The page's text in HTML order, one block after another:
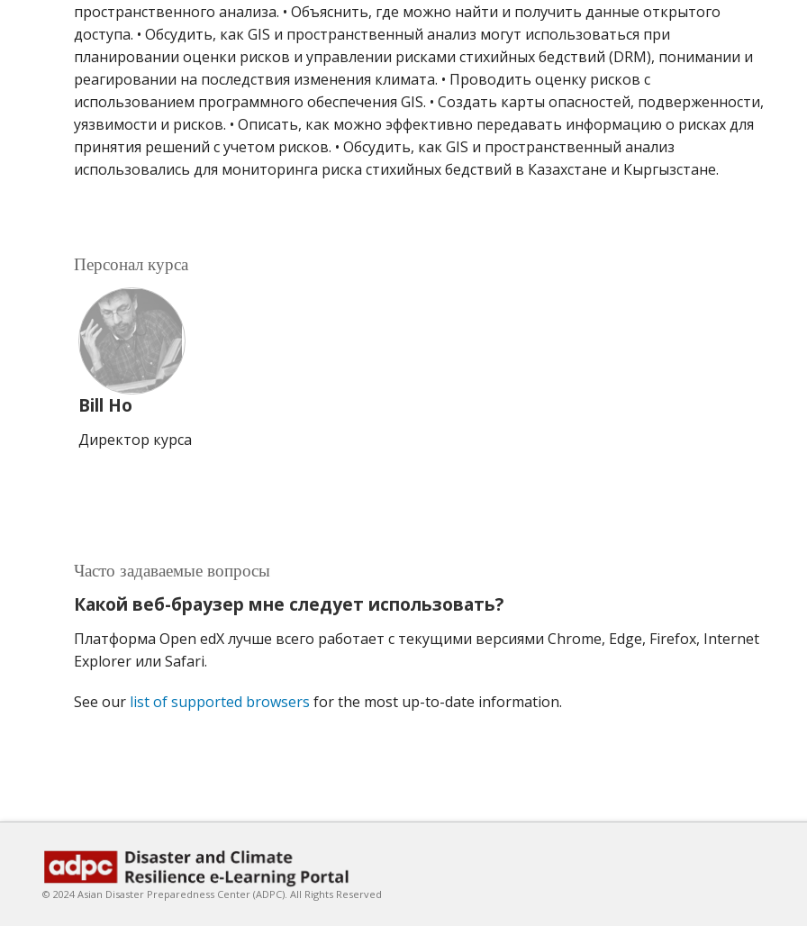
пространственного анализа. • Объяснить, где можно найти и получить данные открытого
доступа. • Обсудить, как GIS и пространственный анализ могут использоваться при
планировании оценки рисков и управлении рисками стихийных бедствий (DRM), понимании и
реагировании на последствия изменения климата. • Проводить оценку рисков с
использованием программного обеспечения GIS. • Создать карты опасностей, подверженности,
уязвимости и рисков. • Описать, как можно эффективно передавать информацию о рисках для
принятия решений с учетом рисков. • Обсудить, как GIS и пространственный анализ
использовались для мониторинга риска стихийных бедствий в Казахстане и Кыргызстане.
Персонал курса
Bill Ho
Директор курса
Часто задаваемые вопросы
Какой веб-браузер мне следует использовать?
Платформа Open edX лучше всего работает с текущими версиями Chrome, Edge, Firefox, Internet
Explorer или Safari.
See our list of supported browsers for the most up-to-date information.
© 2024 Asian Disaster Preparedness Center (ADPC). All Rights Reserved